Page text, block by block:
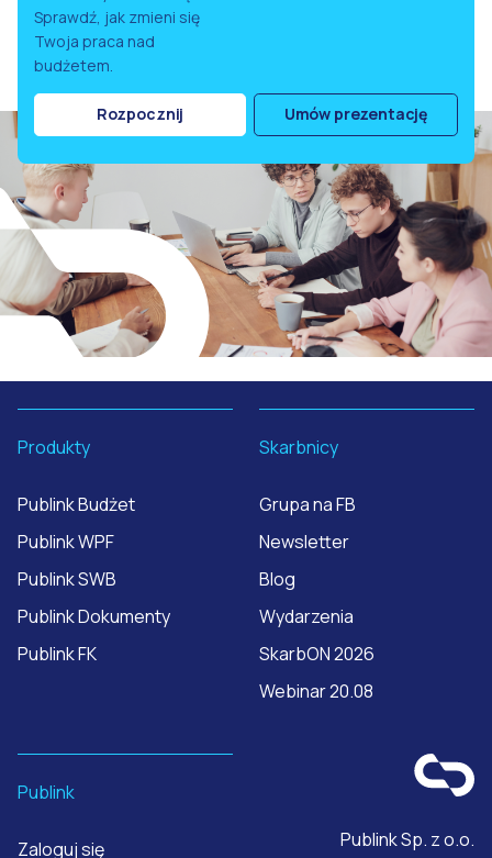
Sprawdź, jak zmieni się
Twoja praca nad
budżetem.
Rozpocznij Umów prezentację
Produkty
Publink Budżet
Publink WPF
Publink SWB
Publink Dokumenty
Publink FK
Skarbnicy
Grupa na FB
Newsletter
Blog
Wydarzenia
SkarbON 2026
Webinar 20.08
Publink
Zaloguj się
Publink Sp. z o.o.